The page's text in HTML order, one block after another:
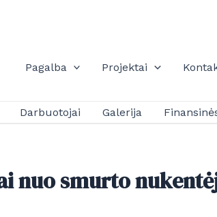
Pagalba Projektai
Darbuotojai Galerija
nuo smurto